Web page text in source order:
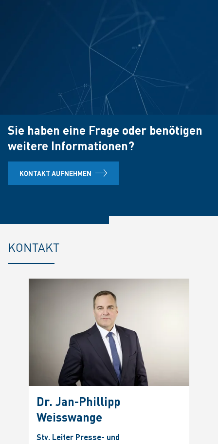
Sie haben eine Frage oder benötigen
weitere Informationen?
KONTAKT AUFNEHMEN
KONTAKT
Dr. Jan-Phillipp
Weisswange
Stv. Leiter Presse- und